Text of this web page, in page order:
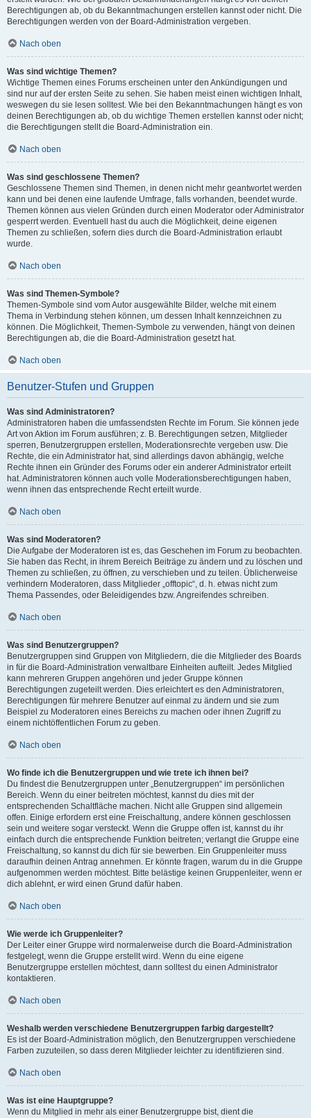
Berechtigungen ab, ob du Bekanntmachungen erstellen kannst oder nicht. Die
Berechtigungen werden von der Board-Administration vergeben.
Nach oben
Was sind wichtige Themen?
Wichtige Themen eines Forums erscheinen unter den Ankündigungen und
sind nur auf der ersten Seite zu sehen. Sie haben meist einen wichtigen Inhalt,
weswegen du sie lesen solltest. Wie bei den Bekanntmachungen hängt es von
deinen Berechtigungen ab, ob du wichtige Themen erstellen kannst oder nicht;
die Berechtigungen stellt die Board-Administration ein.
Nach oben
Was sind geschlossene Themen?
Geschlossene Themen sind Themen, in denen nicht mehr geantwortet werden
kann und bei denen eine laufende Umfrage, falls vorhanden, beendet wurde.
Themen können aus vielen Gründen durch einen Moderator oder Administrator
gesperrt werden. Eventuell hast du auch die Möglichkeit, deine eigenen
Themen zu schließen, sofern dies durch die Board-Administration erlaubt
wurde.
Nach oben
Was sind Themen-Symbole?
Themen-Symbole sind vom Autor ausgewählte Bilder, welche mit einem
Thema in Verbindung stehen können, um dessen Inhalt kennzeichnen zu
können. Die Möglichkeit, Themen-Symbole zu verwenden, hängt von deinen
Berechtigungen ab, die die Board-Administration gesetzt hat.
Nach oben
Benutzer-Stufen und Gruppen
Was sind Administratoren?
Administratoren haben die umfassendsten Rechte im Forum. Sie können jede
Art von Aktion im Forum ausführen; z. B. Berechtigungen setzen, Mitglieder
sperren, Benutzergruppen erstellen, Moderationsrechte vergeben usw. Die
Rechte, die ein Administrator hat, sind allerdings davon abhängig, welche
Rechte ihnen ein Gründer des Forums oder ein anderer Administrator erteilt
hat. Administratoren können auch volle Moderationsberechtigungen haben,
wenn ihnen das entsprechende Recht erteilt wurde.
Nach oben
Was sind Moderatoren?
Die Aufgabe der Moderatoren ist es, das Geschehen im Forum zu beobachten.
Sie haben das Recht, in ihrem Bereich Beiträge zu ändern und zu löschen und
Themen zu schließen, zu öffnen, zu verschieben und zu teilen. Üblicherweise
verhindern Moderatoren, dass Mitglieder „offtopic“, d. h. etwas nicht zum
Thema Passendes, oder Beleidigendes bzw. Angreifendes schreiben.
Nach oben
Was sind Benutzergruppen?
Benutzergruppen sind Gruppen von Mitgliedern, die die Mitglieder des Boards
in für die Board-Administration verwaltbare Einheiten aufteilt. Jedes Mitglied
kann mehreren Gruppen angehören und jeder Gruppe können
Berechtigungen zugeteilt werden. Dies erleichtert es den Administratoren,
Berechtigungen für mehrere Benutzer auf einmal zu ändern und sie zum
Beispiel zu Moderatoren eines Bereichs zu machen oder ihnen Zugriff zu
einem nichtöffentlichen Forum zu geben.
Nach oben
Wo finde ich die Benutzergruppen und wie trete ich ihnen bei?
Du findest die Benutzergruppen unter „Benutzergruppen“ im persönlichen
Bereich. Wenn du einer beitreten möchtest, kannst du dies mit der
entsprechenden Schaltfläche machen. Nicht alle Gruppen sind allgemein
offen. Einige erfordern erst eine Freischaltung, andere können geschlossen
sein und weitere sogar versteckt. Wenn die Gruppe offen ist, kannst du ihr
einfach durch die entsprechende Funktion beitreten; verlangt die Gruppe eine
Freischaltung, so kannst du dich für sie bewerben. Ein Gruppenleiter muss
daraufhin deinen Antrag annehmen. Er könnte fragen, warum du in die Gruppe
aufgenommen werden möchtest. Bitte belästige keinen Gruppenleiter, wenn er
dich ablehnt, er wird einen Grund dafür haben.
Nach oben
Wie werde ich Gruppenleiter?
Der Leiter einer Gruppe wird normalerweise durch die Board-Administration
festgelegt, wenn die Gruppe erstellt wird. Wenn du eine eigene
Benutzergruppe erstellen möchtest, dann solltest du einen Administrator
kontaktieren.
Nach oben
Weshalb werden verschiedene Benutzergruppen farbig dargestellt?
Es ist der Board-Administration möglich, den Benutzergruppen verschiedene
Farben zuzuteilen, so dass deren Mitglieder leichter zu identifizieren sind.
Nach oben
Was ist eine Hauptgruppe?
Wenn du Mitglied in mehr als einer Benutzergruppe bist, dient die